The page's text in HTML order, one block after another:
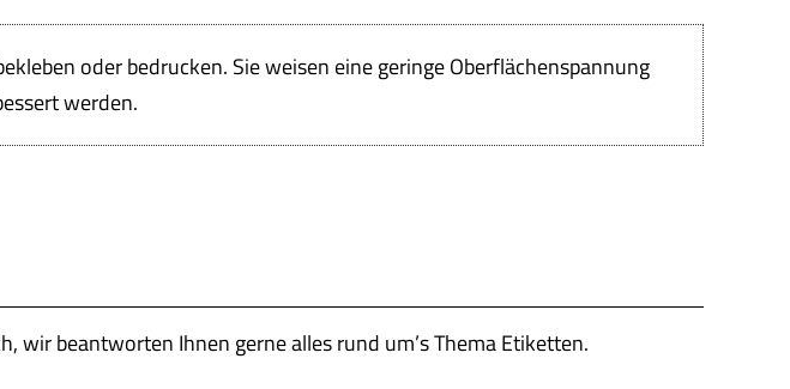
oder bedrucken. Sie weisen eine geringe Oberflächenspannung
werden.
wir beantworten Ihnen gerne alles rund um’s Thema Etiketten.